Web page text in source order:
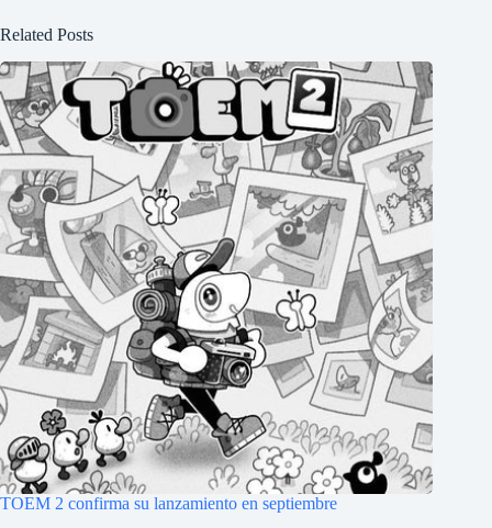
Related Posts
TOEM 2 confirma su lanzamiento en septiembre